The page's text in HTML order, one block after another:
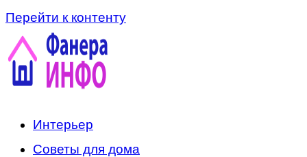
Перейти к контенту
Интерьер
Советы для дома